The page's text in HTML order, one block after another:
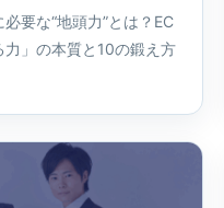
要な“地頭力”とは？EC
」の本質と10の鍛え方